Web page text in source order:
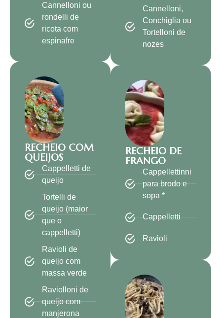
Cannelloni ou
rondelli de
ricota com
espinafre
RECHEIO COM
QUEIJOS
Cappelletti de
queijo
Tortelli de
queijo (maior
que o
cappelletti)
Ravioli de
queijo com
massa verde
Raviolloni de
queijo com
manjerona
Cannelloni,
Conchiglia ou
Tortelloni de
nozes
RECHEIO DE
FRANGO
Cappellettinni
para brodo e
sopa *
Cappelletti
Ravioli